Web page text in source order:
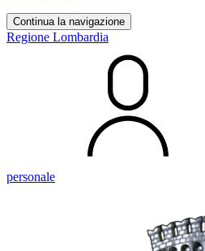
Continua la navigazione
Regione Lombardia
personale